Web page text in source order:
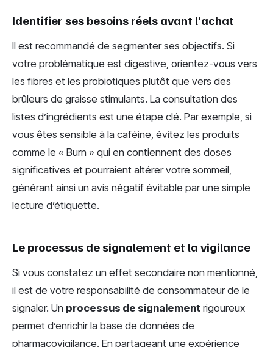
Identifier ses besoins réels avant l’achat
Il est recommandé de segmenter ses objectifs. Si
votre problématique est digestive, orientez-vous vers
les fibres et les probiotiques plutôt que vers des
brûleurs de graisse stimulants. La consultation des
listes d’ingrédients est une étape clé. Par exemple, si
vous êtes sensible à la caféine, évitez les produits
comme le « Burn » qui en contiennent des doses
significatives et pourraient altérer votre sommeil,
générant ainsi un avis négatif évitable par une simple
lecture d’étiquette.
Le processus de signalement et la vigilance
Si vous constatez un effet secondaire non mentionné,
il est de votre responsabilité de consommateur de le
signaler. Un processus de signalement rigoureux
permet d’enrichir la base de données de
pharmacovigilance. En partageant une expérience